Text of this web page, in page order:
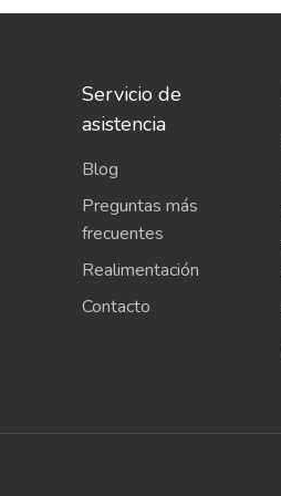
Servicio de
asistencia
Blog
Preguntas más
frecuentes
Realimentación
Contacto